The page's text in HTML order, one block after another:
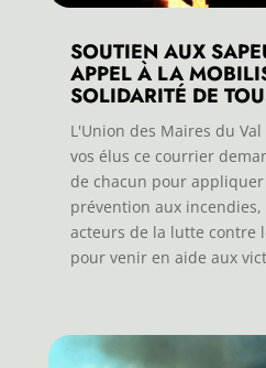
SOUTIEN AUX
APPEL À LA
SOLIDARITÉ DE
L'Union des Maires du
vos élus ce courrier
de chacun pour
prévention aux
acteurs de la lutte contre
pour venir en aide aux